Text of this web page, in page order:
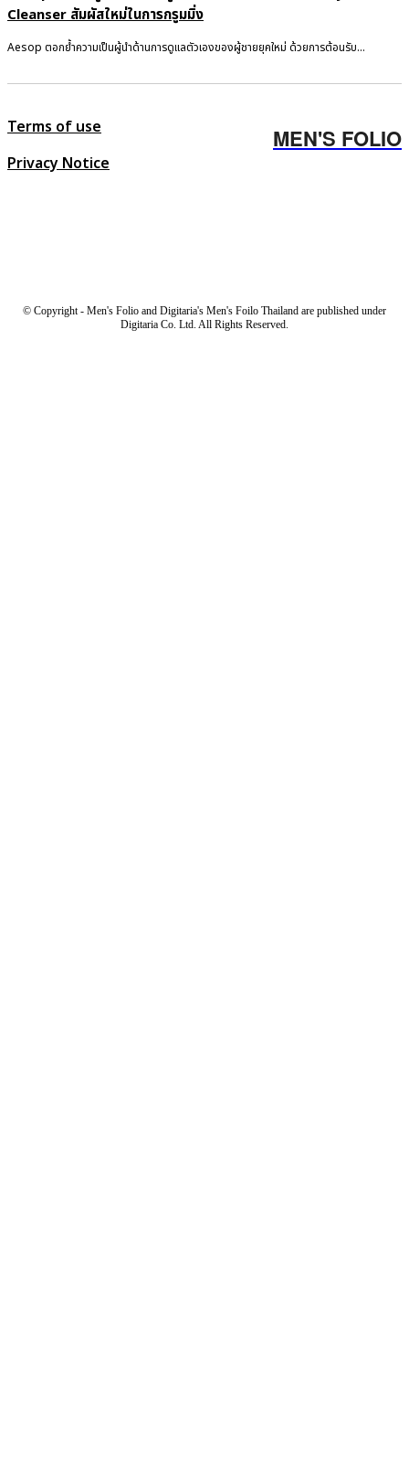
Cleanser สัมผัสใหม่ในการกรูมมิ่ง
Aesop ตอกย้ำความเป็นผู้นำด้านการดูแลตัวเองของผู้ชายยุคใหม่ ด้วยการต้อนรับ...
Terms of use
Privacy Notice
MEN'S FOLIO
© Copyright - Men's Folio and Digitaria's Men's Foilo Thailand are published under
Digitaria Co. Ltd. All Rights Reserved.